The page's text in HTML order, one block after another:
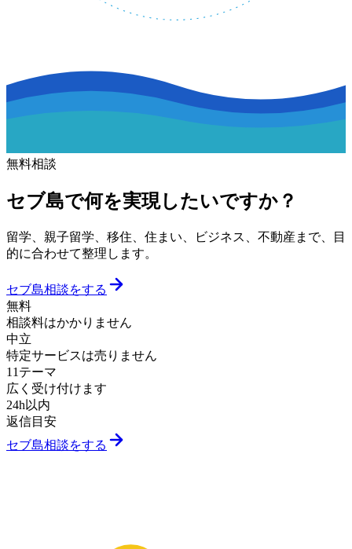
無料相談
セブ島で何を実現したいですか？
留学、親子留学、移住、住まい、ビジネス、不動産まで、目
的に合わせて整理します。
セブ島相談をする
無料
相談料はかかりません
中立
特定サービスは売りません
11テーマ
広く受け付けます
24h以内
返信目安
セブ島相談をする